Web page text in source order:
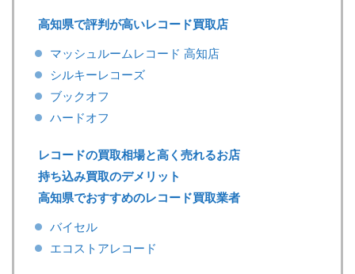
高知県で評判が高いレコード買取店
マッシュルームレコード 高知店
シルキーレコーズ
ブックオフ
ハードオフ
レコードの買取相場と高く売れるお店
持ち込み買取のデメリット
高知県でおすすめのレコード買取業者
バイセル
エコストアレコード